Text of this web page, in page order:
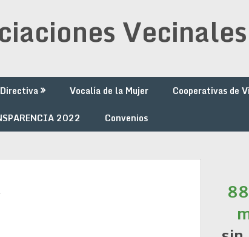
Vocalía de la Mujer
Cooperativas de
2022 Convenios